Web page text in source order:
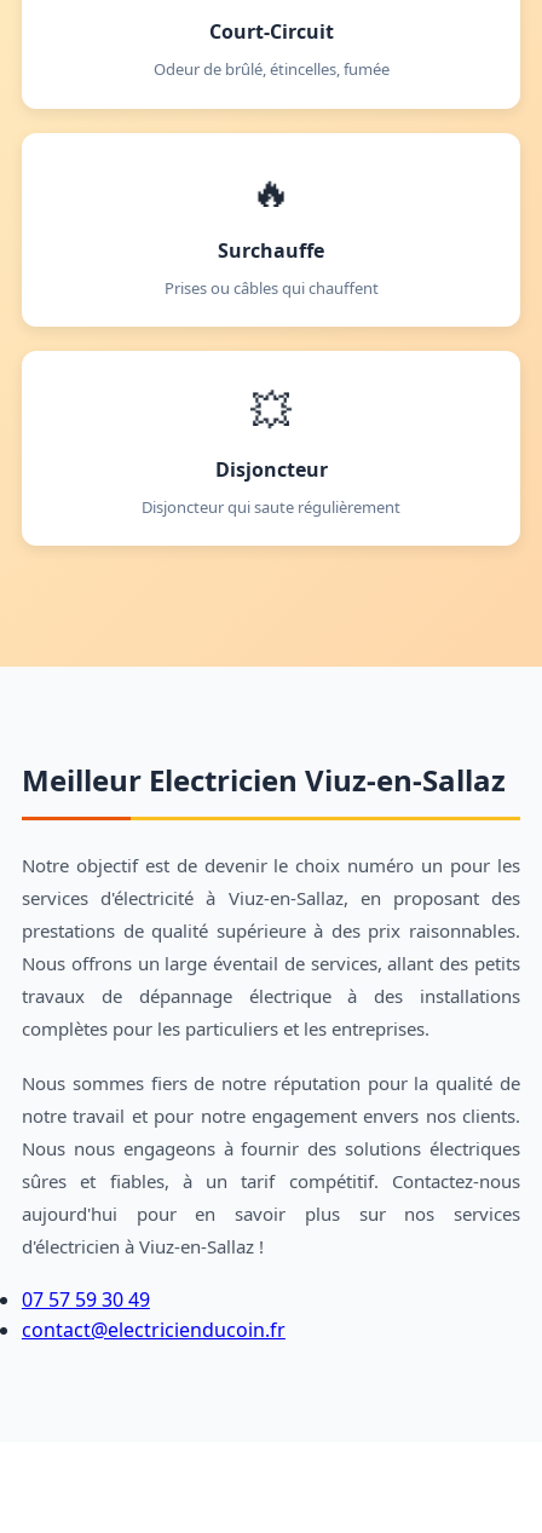
Court-Circuit
Odeur de brûlé, étincelles, fumée
🔥
Surchauffe
Prises ou câbles qui chauffent
💥
Disjoncteur
Disjoncteur qui saute régulièrement
Meilleur Electricien Viuz-en-Sallaz
Notre objectif est de devenir le choix numéro un pour les
services d'électricité à Viuz-en-Sallaz, en proposant des
prestations de qualité supérieure à des prix raisonnables.
Nous offrons un large éventail de services, allant des petits
travaux de dépannage électrique à des installations
complètes pour les particuliers et les entreprises.
Nous sommes fiers de notre réputation pour la qualité de
notre travail et pour notre engagement envers nos clients.
Nous nous engageons à fournir des solutions électriques
sûres et fiables, à un tarif compétitif. Contactez-nous
aujourd'hui pour en savoir plus sur nos services
d'électricien à Viuz-en-Sallaz !
07 57 59 30 49
contact@electricienducoin.fr